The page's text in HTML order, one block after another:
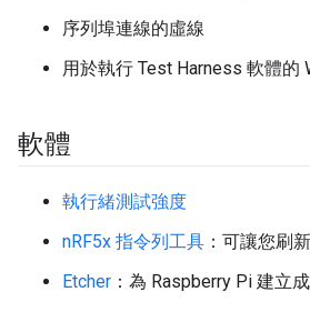
序列埠連線的虛線
用於執行 Test Harness 軟體的
軟體
執行緒測試強度
nRF5x 指令列工具 ：可讓您刷
Etcher ：為 Raspberry Pi 建立